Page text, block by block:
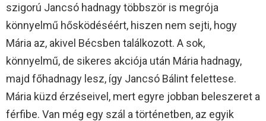
szigorú Jancsó hadnagy többször is megrója
könnyelmű hősködéséért, hiszen nem sejti, hogy
Mária az, akivel Bécsben találkozott. A sok,
könnyelmű, de sikeres akciója után Mária hadnagy,
majd főhadnagy lesz, így Jancsó Bálint felettese.
Mária küzd érzéseivel, mert egyre jobban beleszeret a
férfibe. Van még egy szál a történetben, az egyik